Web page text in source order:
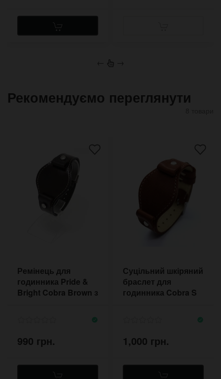
← →
Рекомендуємо переглянути
Ремінець для
годинника Pride &
Bright Cobra Brown з
990 грн.
Суцільний шкіряний
браслет для
годинника Cobra S
1,000 грн.